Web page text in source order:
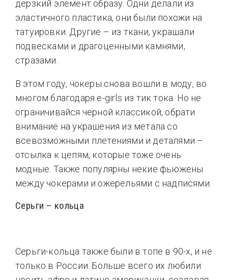
дерзкий элемент образу. Одни делали из
эластичного пластика, они были похожи на
татуировки. Другие – из ткани, украшали
подвесками и драгоценными камнями,
стразами.
В этом году, чокеры снова вошли в моду, во
многом благодаря e-girls из тик тока. Но не
ограничивайся черной классикой, обрати
внимание на украшения из метала со
всевозможными плетениями и деталями –
отсылка к цепям, которые тоже очень
модные. Также популярны некие фьюжены
между чокерами и ожерельями с надписями.
Серьги – кольца
Серьги-кольца также были в топе в 90-х, и не
только в России. Больше всего их любили